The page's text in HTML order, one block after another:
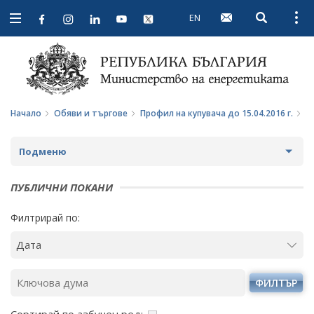
Open
navigation
EN Open
Начало Обяви и търгове Профил на купувача до 15.04.2016 г.
Подменю
ПРОФИЛ НА КУПУВАЧА
ВЪТРЕШНИ ПРАВИЛА И ДОКУМЕНТИ
ПАЗАРНИ КОНСУЛТАЦИИ
ПРОФИЛ НА КУПУВАЧА ДО 15.04.2016 Г.
ВЪТРЕШНИ ПРАВИЛА И ДОКУМЕНТИ
ПУБЛИЧНИ ПОКАНИ
Филтрирай по:
ФИЛТЪР